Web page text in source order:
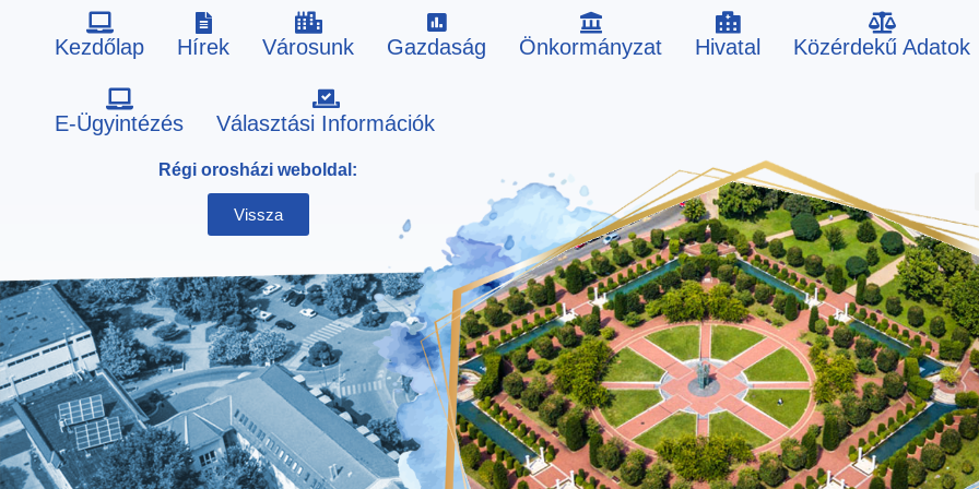
Kezdőlap Hírek Városunk Gazdaság Önkormányzat Hivatal Közérdekű Adatok
E-Ügyintézés Választási Információk
Régi orosházi weboldal:
Vissza